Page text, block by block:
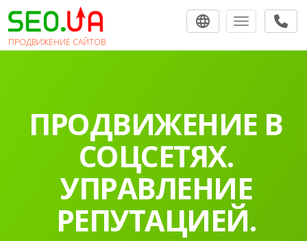
ПРОДВИЖЕНИЕ САЙТОВ
Toggle
ПРОДВИЖЕНИЕ В
СОЦСЕТЯХ.
УПРАВЛЕНИЕ
РЕПУТАЦИЕЙ.